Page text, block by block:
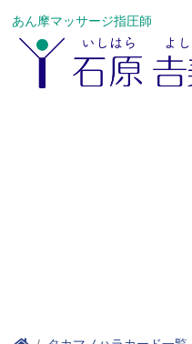
あん摩マッサージ指圧師